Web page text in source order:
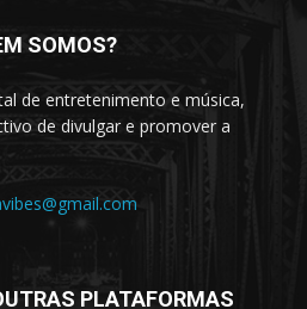
SOMOS?
de entretenimento e música,
de divulgar e promover a
PLATAFORMAS